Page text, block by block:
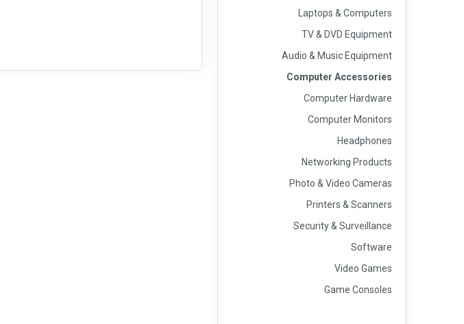
Laptops & Computers
TV & DVD Equipment
Audio & Music Equipment
Computer Accessories
Computer Hardware
Computer Monitors
Headphones
Networking Products
Photo & Video Cameras
Printers & Scanners
Security & Surveillance
Software
Video Games
Game Consoles